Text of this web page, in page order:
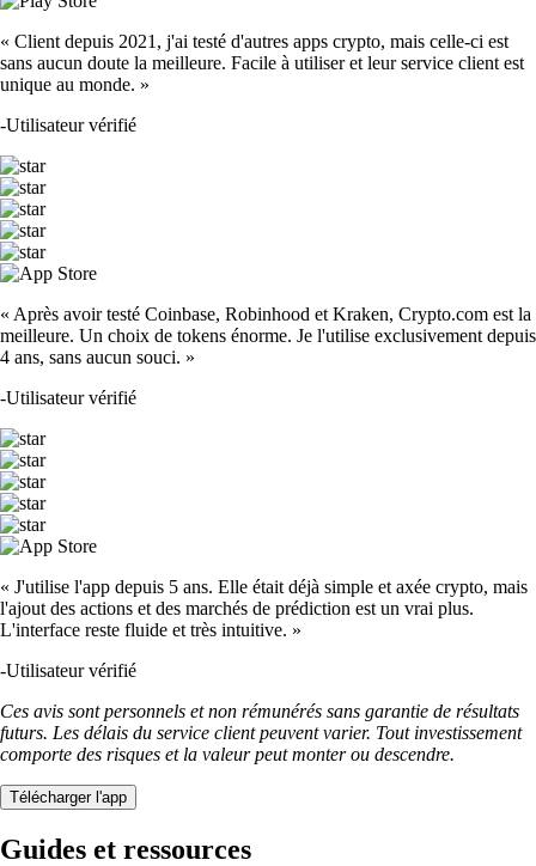
« Client depuis 2021, j'ai testé d'autres apps crypto, mais celle-ci est
sans aucun doute la meilleure. Facile à utiliser et leur service client est
unique au monde. »
-Utilisateur vérifié
« Après avoir testé Coinbase, Robinhood et Kraken, Crypto.com est la
meilleure. Un choix de tokens énorme. Je l'utilise exclusivement depuis
4 ans, sans aucun souci. »
-Utilisateur vérifié
« J'utilise l'app depuis 5 ans. Elle était déjà simple et axée crypto, mais
l'ajout des actions et des marchés de prédiction est un vrai plus.
L'interface reste fluide et très intuitive. »
-Utilisateur vérifié
Ces avis sont personnels et non rémunérés sans garantie de résultats
futurs. Les délais du service client peuvent varier. Tout investissement
comporte des risques et la valeur peut monter ou descendre.
Télécharger l'app
Guides et ressources